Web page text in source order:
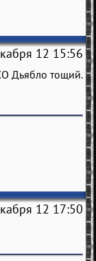
12 15:56
Дьябло тощий.
12 17:50